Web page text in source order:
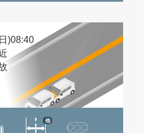
)08:40
他